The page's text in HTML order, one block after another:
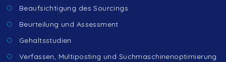
Beaufsichtigung des Sourcings
Beurteilung und Assessment
Gehaltsstudien
Verfassen, Multiposting und Suchmaschinenoptimierung